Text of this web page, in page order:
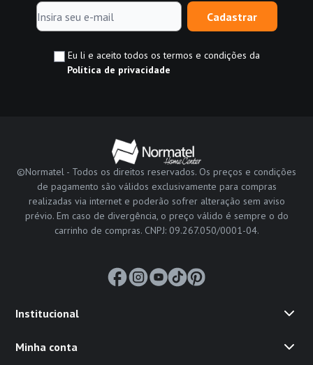
Cadastrar
Eu li e aceito todos os termos e condições da
Política de privacidade
©Normatel - Todos os direitos reservados. Os preços e condições
de pagamento são válidos exclusivamente para compras
realizadas via internet e poderão sofrer alteração sem aviso
prévio. Em caso de divergência, o preço válido é sempre o do
carrinho de compras. CNPJ: 09.267.050/0001-04.
Institucional
Minha conta